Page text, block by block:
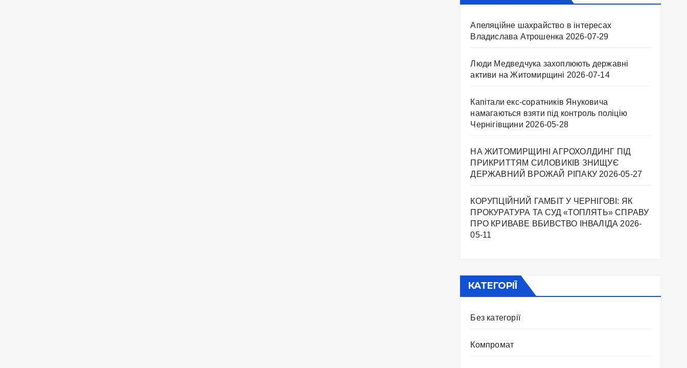
Апеляційне шахрайство в інтересах
Владислава Атрошенка 2026-07-29
Люди Медведчука захоплюють державні
активи на Житомирщині 2026-07-14
Капітали екс-соратників Януковича
намагаються взяти під контроль поліцію
Чернігівщини 2026-05-28
НА ЖИТОМИРЩИНІ АГРОХОЛДИНГ ПІД
ПРИКРИТТЯМ СИЛОВИКІВ ЗНИЩУЄ
ДЕРЖАВНИЙ ВРОЖАЙ РІПАКУ ​ 2026-05-27
КОРУПЦІЙНИЙ ГАМБІТ У ЧЕРНІГОВІ: ЯК
ПРОКУРАТУРА ТА СУД «ТОПЛЯТЬ» СПРАВУ
ПРО КРИВАВЕ ВБИВСТВО ІНВАЛІДА 2026-
05-11
КАТЕГОРІЇ
Без категорії
Компромат